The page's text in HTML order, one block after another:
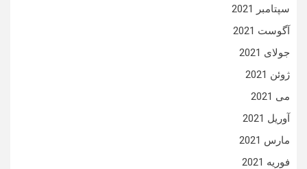
سپتامبر 2021
آگوست 2021
جولای 2021
ژوئن 2021
می 2021
آوریل 2021
مارس 2021
فوریه 2021